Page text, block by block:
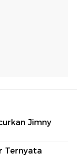
Jimny
Ternyata